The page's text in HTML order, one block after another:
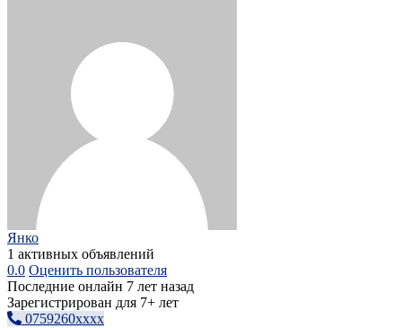
Янко
1 активных объявлений
0.0 Оценить пользователя
Последние онлайн 7 лет назад
Зарегистрирован для 7+ лет
0759260xxxx